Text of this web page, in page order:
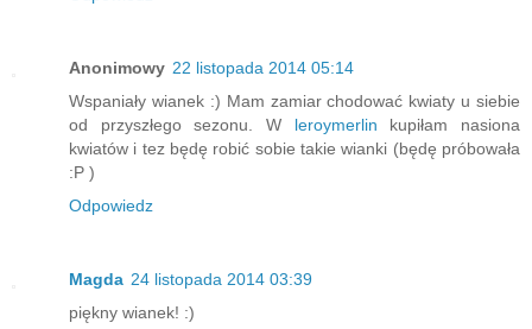
Anonimowy 22 listopada 2014 05:14
Wspaniały wianek :) Mam zamiar chodować kwiaty u siebie
od przyszłego sezonu. W leroymerlin kupiłam nasiona
kwiatów i tez będę robić sobie takie wianki (będę próbowała
:P )
Odpowiedz
Magda 24 listopada 2014 03:39
piękny wianek! :)